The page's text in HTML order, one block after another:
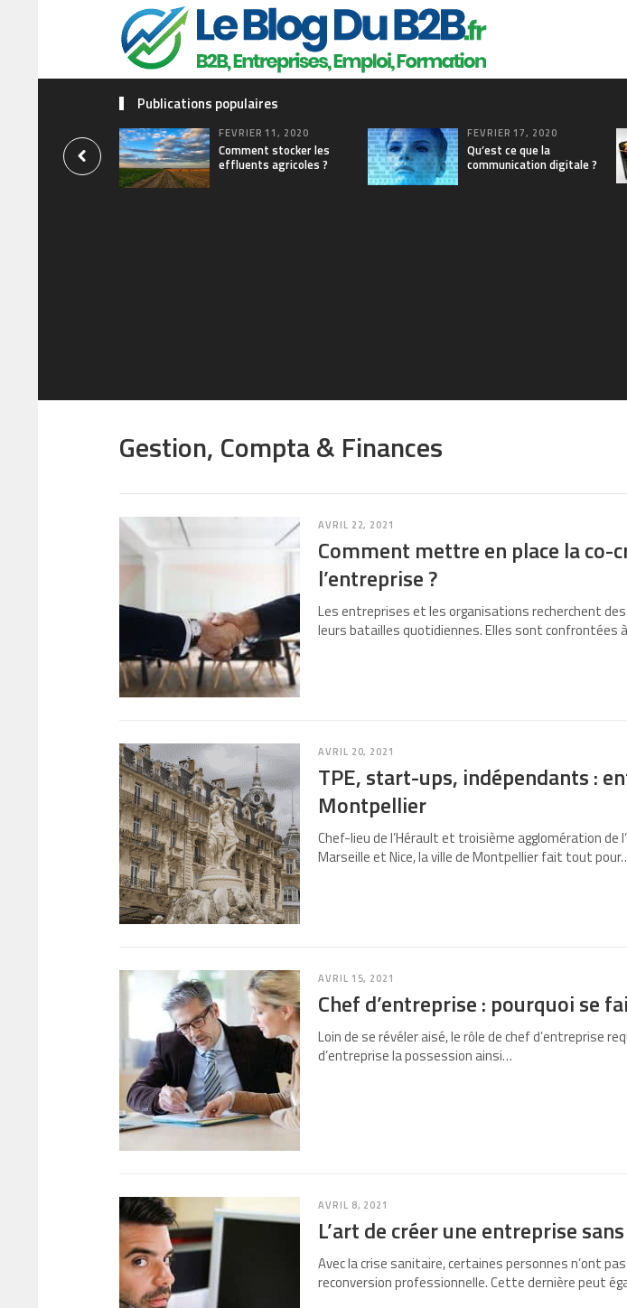
Publications populaires
FÉVRIER 11, 2020
Comment stocker les
effluents agricoles ?
FÉVRIER 17, 2020
Qu’est ce que la
communication digitale ?
Gestion, Compta & Finances
AVRIL 22, 2021
Comment mettre en place la co-
l’entreprise ?
Les entreprises et les organisations recherchent
leurs batailles quotidiennes. Elles sont confrontées
AVRIL 20, 2021
TPE, start-ups, indépendants :
Montpellier
Chef-lieu de l’Hérault et troisième agglomération de
Marseille et Nice, la ville de Montpellier fait tout
AVRIL 15, 2021
Chef d’entreprise : pourquoi se
Loin de se révéler aisé, le rôle de chef d’entreprise
d’entreprise la possession ainsi…
AVRIL 8, 2021
L’art de créer une entreprise
Avec la crise sanitaire, certaines personnes n’ont
reconversion professionnelle. Cette dernière peut